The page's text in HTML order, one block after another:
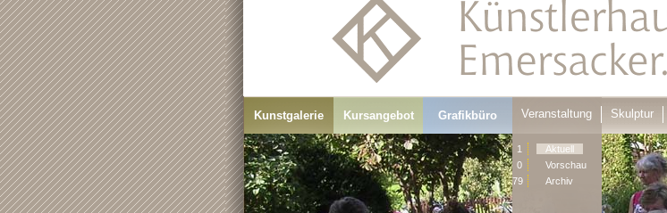
Kunstgalerie Kursangebot Grafikbüro Veranstaltung
1
Aktuell
0
Vorschau
79
Archiv
Skulptur